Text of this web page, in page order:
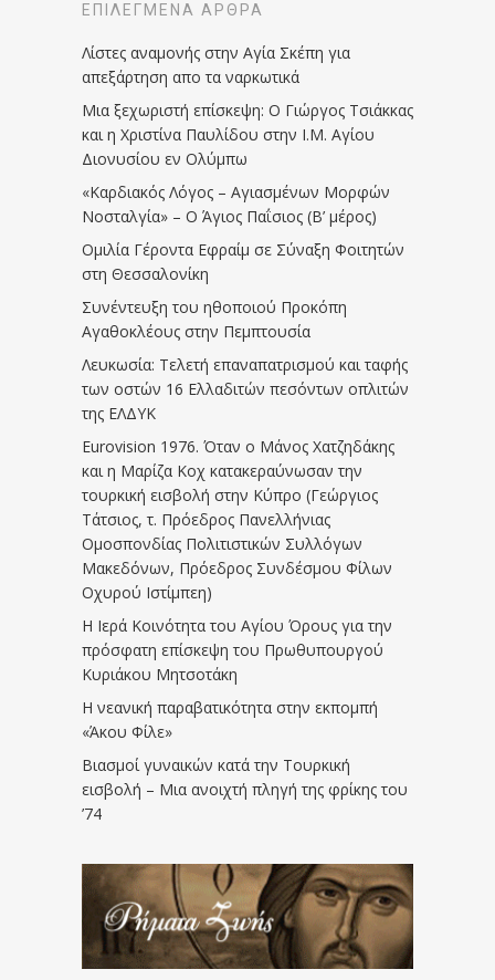
ΕΠΙΛΕΓΜΈΝΑ ΆΡΘΡΑ
Λίστες αναμονής στην Αγία Σκέπη για
απεξάρτηση απο τα ναρκωτικά
Μια ξεχωριστή επίσκεψη: Ο Γιώργος Τσιάκκας
και η Χριστίνα Παυλίδου στην Ι.Μ. Αγίου
Διονυσίου εν Ολύμπω
«Καρδιακός Λόγος – Αγιασμένων Μορφών
Νοσταλγία» – Ο Άγιος Παΐσιος (Β’ μέρος)
Ομιλία Γέροντα Εφραίμ σε Σύναξη Φοιτητών
στη Θεσσαλονίκη
Συνέντευξη του ηθοποιού Προκόπη
Αγαθοκλέους στην Πεμπτουσία
Λευκωσία: Τελετή επαναπατρισμού και ταφής
των οστών 16 Ελλαδιτών πεσόντων οπλιτών
της ΕΛΔΥΚ
Eurovision 1976. Όταν ο Μάνος Χατζηδάκης
και η Μαρίζα Κοχ κατακεραύνωσαν την
τουρκική εισβολή στην Κύπρο (Γεώργιος
Τάτσιος, τ. Πρόεδρος Πανελλήνιας
Ομοσπονδίας Πολιτιστικών Συλλόγων
Μακεδόνων, Πρόεδρος Συνδέσμου Φίλων
Οχυρού Ιστίμπεη)
Η Ιερά Κοινότητα του Αγίου Όρους για την
πρόσφατη επίσκεψη του Πρωθυπουργού
Κυριάκου Μητσοτάκη
Η νεανική παραβατικότητα στην εκπομπή
«Άκου Φίλε»
Βιασμοί γυναικών κατά την Τουρκική
εισβολή – Μια ανοιχτή πληγή της φρίκης του
’74